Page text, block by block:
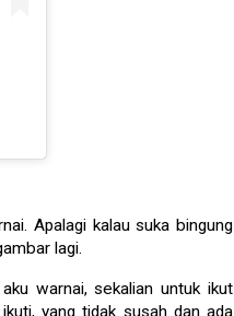
Apalagi kalau suka bingung
lagi.
warnai, sekalian untuk ikut
yang tidak susah dan ada